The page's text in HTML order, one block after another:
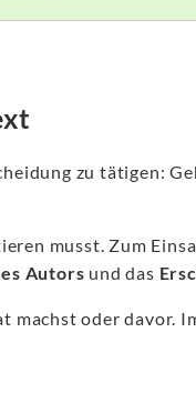
zu tätigen:
musst. Zum
Autors und das
oder davor.